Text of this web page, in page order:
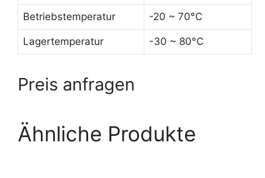
Betriebstemperatur -20 ~ 70°C
Lagertemperatur -30 ~ 80°C
Preis anfragen
Ähnliche Produkte